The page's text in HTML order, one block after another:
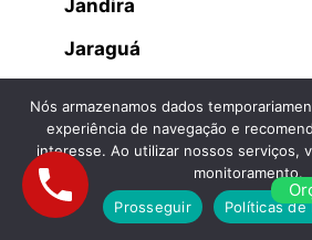
Jandira
Jaraguá
Osasco
Parque dos Príncipes
Parque São Domingos
Nós armazenamos dados
experiência de navegação e
interesse. Ao utilizar nossos serviços,
monitoramento.
Prosseguir
Políticas de